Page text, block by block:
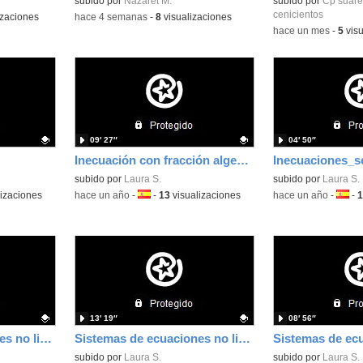
-hace 4 semanas- 8visualizaciones
cenicientos
-hace un mes- 5
Inecuación con fracción algebraica
Contenido educativo.
subido por Laura S.
09′ 27″
-hace un año- Idioma:
- 13visualizaciones
Contenido educativo.
subido por Laura S.
04′ 50″
-hace un año- -
Sistemas de ecuaciones no lineales_2 Sistemas de ecuaciones no lineales_2
Contenido educativo.
subido por Laura S.
13′ 19″
Contenido educativo.
subido por Laura S.
08′ 56″